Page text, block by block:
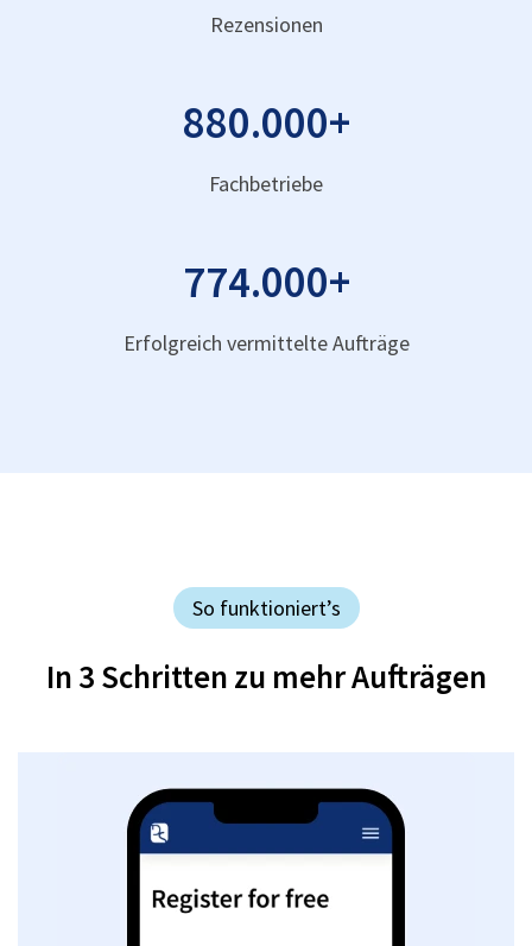
Rezensionen
880.000+
Fachbetriebe
774.000+
Erfolgreich vermittelte Aufträge
So funktioniert’s
In 3 Schritten zu mehr Aufträgen